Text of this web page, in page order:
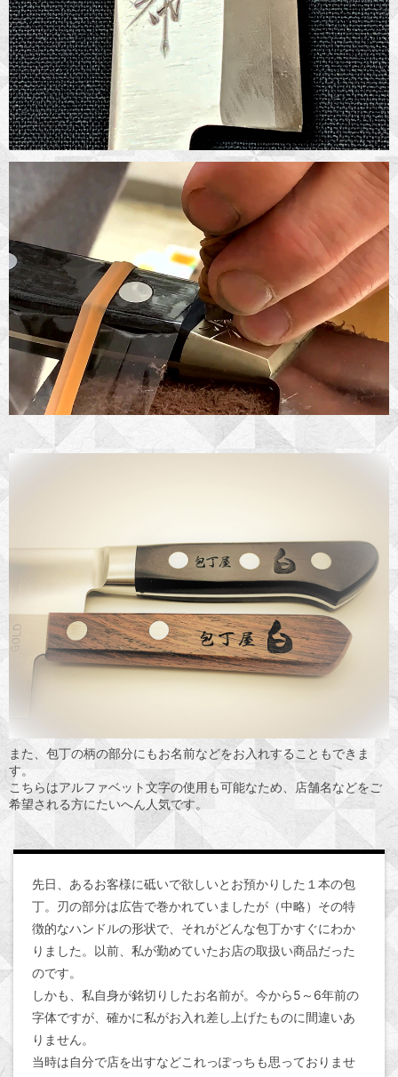
また、包丁の柄の部分にもお名前などをお入れすることもできま
す。
こちらはアルファベット文字の使用も可能なため、店舗名などをご
希望される方にたいへん人気です。
先日、あるお客様に砥いで欲しいとお預かりした１本の包
丁。刃の部分は広告で巻かれていましたが（中略）その特
徴的なハンドルの形状で、それがどんな包丁かすぐにわか
りました。以前、私が勤めていたお店の取扱い商品だった
のです。
しかも、私自身が銘切りしたお名前が。今から5～6年前の
字体ですが、確かに私がお入れ差し上げたものに間違いあ
りません。
当時は自分で店を出すなどこれっぽっちも思っておりませ